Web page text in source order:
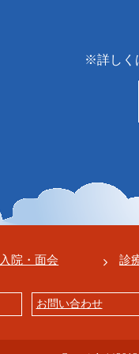
※詳しく
入院・面会 診
お問い合わせ